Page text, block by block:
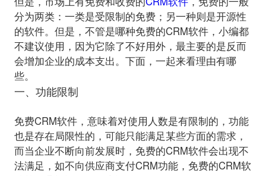
分为两类：一类是受限制的免费；另一种则是开源性
的软件。但是，不管是哪种免费的CRM软件，小编都
不建议使用，因为它除了不好用外，最主要的是反而
会增加企业的成本支出。下面，一起来看理由有哪
一、功能限制
免费CRM软件，意味着对使用人数是有限制的，功能
也是存在局限性的，可能只能满足某些方面的需求，
而当企业不断向前发展时，免费的CRM软件会出现不
法满足，如不向供应商支付CRM功能，免费的CRM软